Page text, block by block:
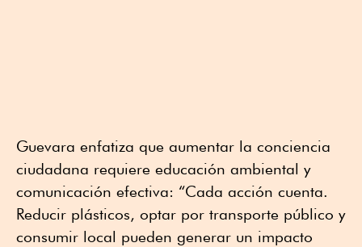
Guevara enfatiza que aumentar la conciencia
ciudadana requiere educación ambiental y
comunicación efectiva: “Cada acción cuenta.
Reducir plásticos, optar por transporte público y
consumir local pueden generar un impacto